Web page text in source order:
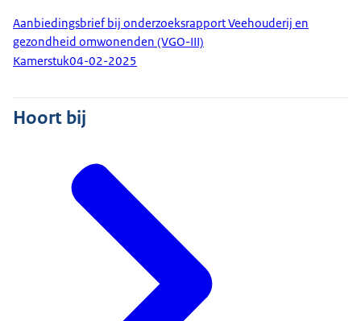
Aanbiedingsbrief bij onderzoeksrapport Veehouderij en
gezondheid omwonenden (VGO-III)
Kamerstuk04-02-2025
Hoort bij